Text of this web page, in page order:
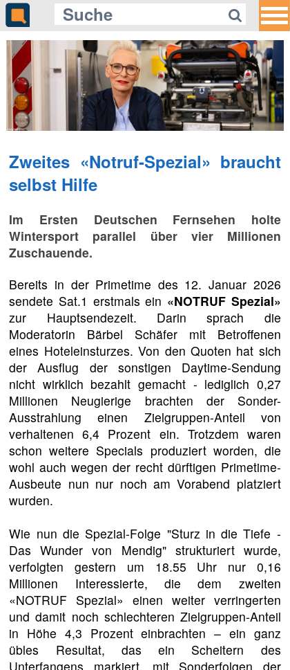
Zweites «Notruf-Spezial» braucht
selbst Hilfe
Im Ersten Deutschen Fernsehen holte
Wintersport parallel über vier Millionen
Zuschauende.
Bereits in der Primetime des 12. Januar 2026
sendete Sat.1 erstmals ein «NOTRUF Spezial»
zur Hauptsendezeit. Darin sprach die
Moderatorin Bärbel Schäfer mit Betroffenen
eines Hoteleinsturzes. Von den Quoten hat sich
der Ausflug der sonstigen Daytime-Sendung
nicht wirklich bezahlt gemacht - lediglich 0,27
Millionen Neugierige brachten der Sonder-
Ausstrahlung einen Zielgruppen-Anteil von
verhaltenen 6,4 Prozent ein. Trotzdem waren
schon weitere Specials produziert worden, die
wohl auch wegen der recht dürftigen Primetime-
Ausbeute nun nur noch am Vorabend platziert
wurden.
Wie nun die Spezial-Folge "Sturz in die Tiefe -
Das Wunder von Mendig" strukturiert wurde,
verfolgten gestern um 18.55 Uhr nur 0,16
Millionen Interessierte, die dem zweiten
«NOTRUF Spezial» einen weiter verringerten
und damit noch schlechteren Zielgruppen-Anteil
in Höhe 4,3 Prozent einbrachten – ein ganz
übles Resultat, das ein Scheitern des
Unterfangens markiert, mit Sonderfolgen der